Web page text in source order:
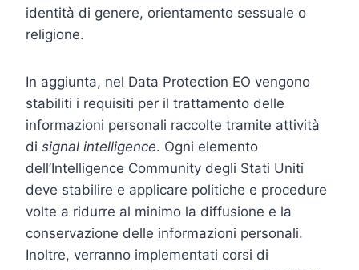
identità di genere, orientamento sessuale o
religione.
In aggiunta, nel Data Protection EO vengono
stabiliti i requisiti per il trattamento delle
informazioni personali raccolte tramite attività
di signal intelligence. Ogni elemento
dell’Intelligence Community degli Stati Uniti
deve stabilire e applicare politiche e procedure
volte a ridurre al minimo la diffusione e la
conservazione delle informazioni personali.
Inoltre, verranno implementati corsi di